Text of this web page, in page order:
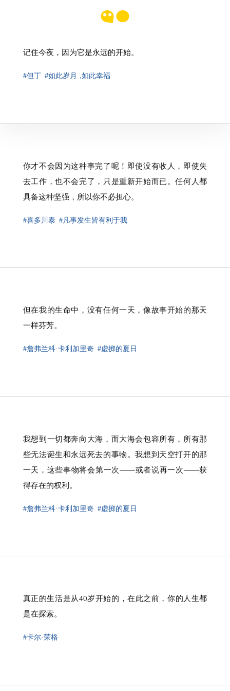
记住今夜，因为它是永远的开始。
#但丁 #如此岁月 ，如此幸福
你才不会因为这种事完了呢！即使没有收人，即使失
去工作，也不会完了，只是重新开始而已。任何人都
具备这种坚强，所以你不必担心。
#喜多川泰 #凡事发生皆有利于我
但在我的生命中，没有任何一天，像故事开始的那天
一样芬芳。
#詹弗兰科·卡利加里奇 #虚掷的夏日
我想到一切都奔向大海，而大海会包容所有，所有那
些无法诞生和永远死去的事物。我想到天空打开的那
一天，这些事物将会第一次——或者说再一次——获
得存在的权利。
#詹弗兰科·卡利加里奇 #虚掷的夏日
真正的生活是从40岁开始的，在此之前，你的人生都
是在探索。
#卡尔·荣格